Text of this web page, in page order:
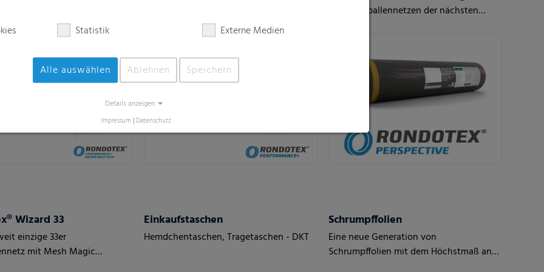
Mit Rundballennetzen der nächsten
Wizard 33
einzige 33er
mit Mesh Magic
Einkaufstaschen
Hemdchentaschen, Tragetaschen - DKT
Schrumpffolien
Eine neue Generation von
Schrumpffolien mit dem Höchstmaß an
Statistik Externe Medien
Alle auswählen Ablehnen Speichern
Details anzeigen
Impressum | Datenschutz